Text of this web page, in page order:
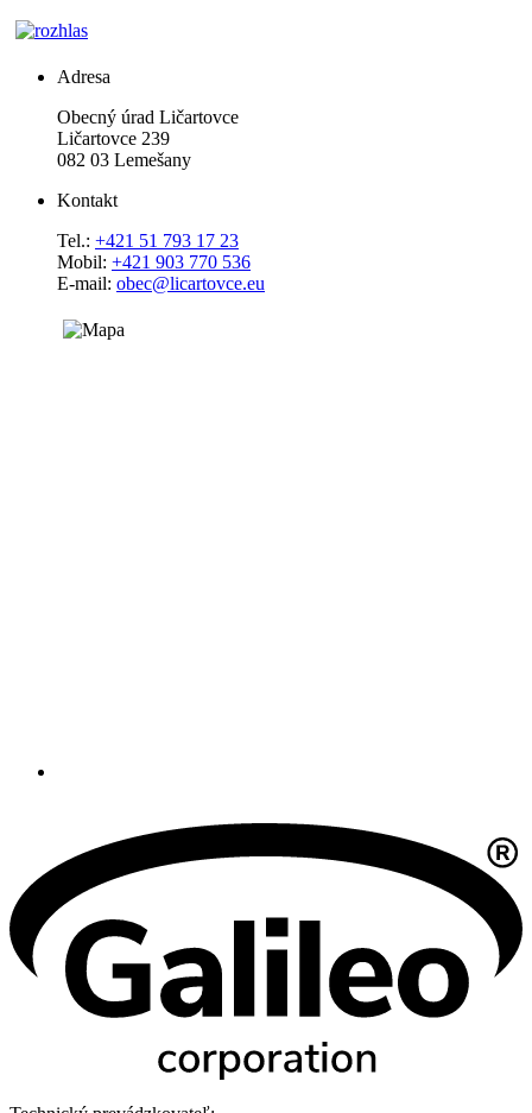
Adresa
Obecný úrad Ličartovce
Ličartovce 239
082 03 Lemešany
Kontakt
Tel.: +421 51 793 17 23
Mobil: +421 903 770 536
E-mail: obec@licartovce.eu